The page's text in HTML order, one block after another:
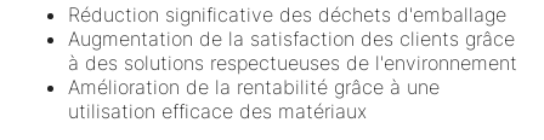
Réduction significative des déchets d'emballage
Augmentation de la satisfaction des clients grâce
à des solutions respectueuses de l'environnement
Amélioration de la rentabilité grâce à une
utilisation efficace des matériaux